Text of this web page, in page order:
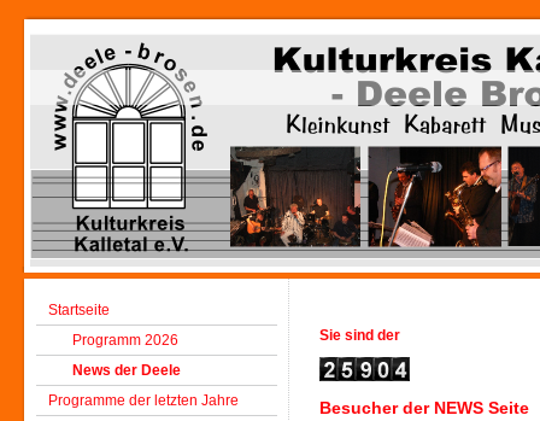
Startseite
Programm 2026
News der Deele
Programme der letzten Jahre
Sie sind der
Besucher der NEWS Seite